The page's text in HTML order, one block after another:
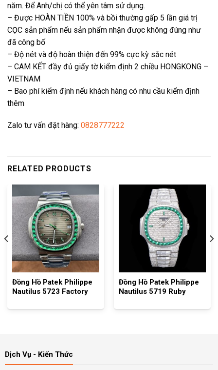
năm. Để Anh/chị có thể yên tâm sử dụng.
– Được HOÀN TIỀN 100% và bồi thường gấp 5 lần giá trị
CỌC sản phẩm nếu sản phẩm nhận được không đúng như
đã công bố
– Độ nét và độ hoàn thiện đến 99% cực kỳ sắc nét
– CAM KẾT đầy đủ giấy tờ kiểm định 2 chiều HONGKONG –
VIETNAM
– Bao phí kiểm định nếu khách hàng có nhu cầu kiểm định
thêm
Zalo tư vấn đặt hàng: 0828777222
RELATED PRODUCTS
Đồng Hồ Patek Philippe
Nautilus 5723 Factory
Đồng Hồ Patek Philippe
Nautilus 5719 Ruby
Dịch Vụ - Kiến Thức